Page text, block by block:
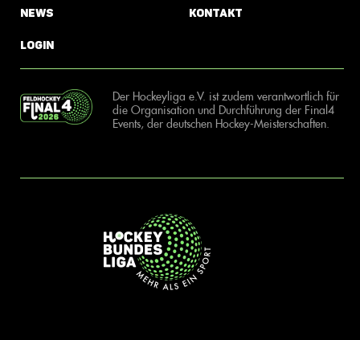
News
Login
Kontakt
Der Hockeyliga e.V. ist zudem verantwortlich für
die Organisation und Durchführung der Final4
Events, der deutschen Hockey-Meisterschaften.